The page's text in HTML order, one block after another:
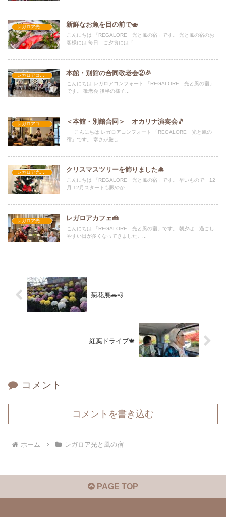
新鮮なお魚を目の前で🍣
こんにちは 「REGALORE 光と風の宿」です。 光と風の宿のお
客様には 毎日 ご夕食には「...
本館・別館の合同敬老会②🎉
こんにちは レガロアコンフォート 「REGALORE 光と風の宿」
です。 敬老会 後半の様子...
＜本館・別館合同＞ オカリナ演奏会🎵
こんにちは レガロアコンフォート 「REGALORE 光と風の
宿」です。 寒さが厳し...
クリスマスツリーを飾りました🎄
こんにちは 「REGALORE 光と風の宿」です。 早いもので 12
月 12月スタートも賑やか...
レガロアカフェ🍰
こんにちは 「REGALORE 光と風の宿」です。 朝夕は 過ごし
やすい日が多くなってきました。...
菊花展🚗💨
紅葉ドライブ🍁
コメント
コメントを書き込む
ホーム レガロア光と風の宿
PAGE TOP